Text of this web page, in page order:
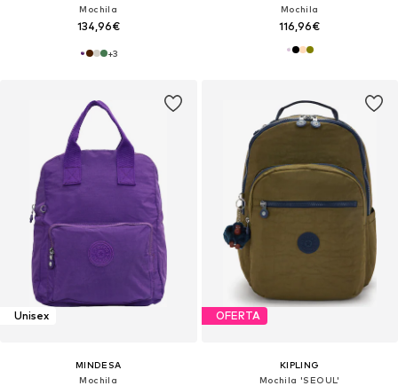
Mochila
134,96€
+3
Mochila
116,96€
Unisex
MINDESA
Mochila
OFERTA
KIPLING
Mochila 'SEOUL'